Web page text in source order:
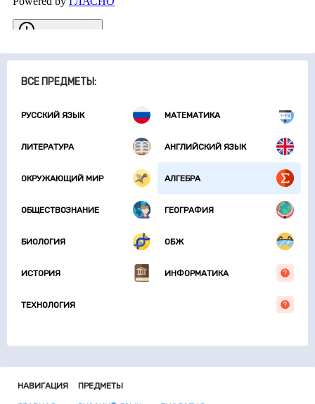
ВСЕ ПРЕДМЕТЫ:
РУССКИЙ ЯЗЫК МАТЕМАТИКА
ЛИТЕРАТУРА АНГЛИЙСКИЙ ЯЗЫК
ОКРУЖАЮЩИЙ МИР АЛГЕБРА
ОБЩЕСТВОЗНАНИЕ ГЕОГРАФИЯ
БИОЛОГИЯ ОБЖ
ИСТОРИЯ ИНФОРМАТИКА
ТЕХНОЛОГИЯ
НАВИГАЦИЯ ПРЕДМЕТЫ